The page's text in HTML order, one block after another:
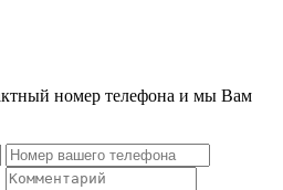
номер телефона и мы Вам